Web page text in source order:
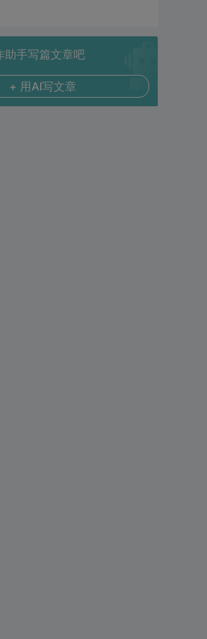
助手写篇文章吧
+ 用AI写文章